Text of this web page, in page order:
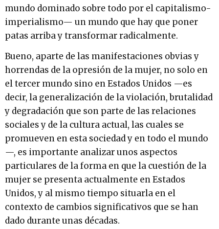
mundo dominado sobre todo por el capitalismo-
imperialismo— un mundo que hay que poner
patas arriba y transformar radicalmente.
Bueno, aparte de las manifestaciones obvias y
horrendas de la opresión de la mujer, no solo en
el tercer mundo sino en Estados Unidos —es
decir, la generalización de la violación, brutalidad
y degradación que son parte de las relaciones
sociales y de la cultura actual, las cuales se
promueven en esta sociedad y en todo el mundo
—, es importante analizar unos aspectos
particulares de la forma en que la cuestión de la
mujer se presenta actualmente en Estados
Unidos, y al mismo tiempo situarla en el
contexto de cambios significativos que se han
dado durante unas décadas.